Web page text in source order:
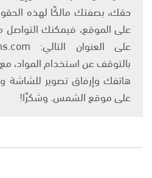
حقك، بصفتك مالكًا لهذه
على الموقع، فيمكنك التواصل
بالتوقف عن استخدام المواد،
هاتفك وإرفاق تصوير للشاشة
على موقع الشمس. وشكرًا!